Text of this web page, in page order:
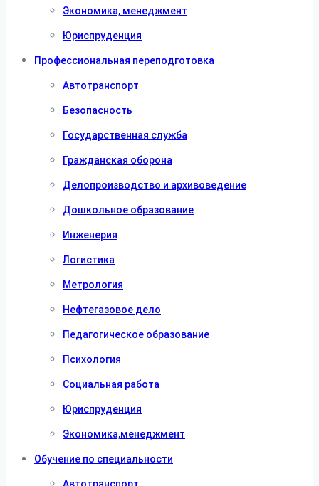
Экономика, менеджмент
Юриспруденция
Профессиональная переподготовка
Автотранспорт
Безопасность
Государственная служба
Гражданская оборона
Делопроизводство и архивоведение
Дошкольное образование
Инженерия
Логистика
Метрология
Нефтегазовое дело
Педагогическое образование
Психология
Социальная работа
Юриспруденция
Экономика,менеджмент
Обучение по специальности